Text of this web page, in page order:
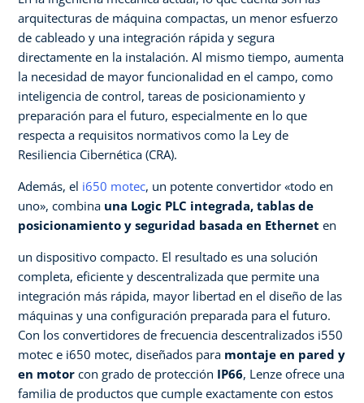
arquitecturas de máquina compactas, un menor esfuerzo
de cableado y una integración rápida y segura
directamente en la instalación. Al mismo tiempo, aumenta
la necesidad de mayor funcionalidad en el campo, como
inteligencia de control, tareas de posicionamiento y
preparación para el futuro, especialmente en lo que
respecta a requisitos normativos como la Ley de
Resiliencia Cibernética (CRA).​ ​
Además, el i650 motec, un potente convertidor «todo en
uno», combina una Logic PLC integrada, tablas de
posicionamiento y seguridad basada en Ethernet en​
un dispositivo compacto. El resultado es una solución
completa, eficiente y descentralizada que permite una
integración más rápida, mayor libertad en el diseño de las
máquinas y una configuración preparada para el futuro. ​
Con los convertidores de frecuencia descentralizados i550
motec e i650 motec, diseñados para montaje en pared y
en motor con grado de protección IP66, Lenze ofrece una
familia de productos que cumple exactamente con estos